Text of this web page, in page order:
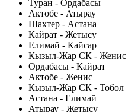
Туран - Ордабасы
Актобе - Атырау
Шахтер - Астана
Кайрат - Жетысу
Елимай - Кайсар
Кызыл-Жар СК - Женис
Ордабасы - Кайрат
Актобе - Женис
Кызыл-Жар СК - Тобол
Астана - Елимай
Атырау - Жетысу